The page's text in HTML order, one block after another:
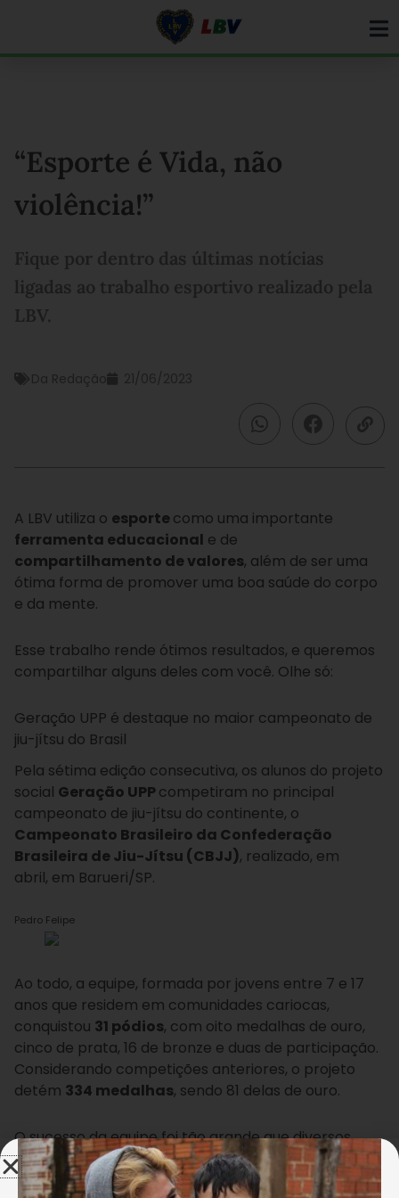
“Esporte é Vida, não
violência!”
Fique por dentro das últimas notícias
ligadas ao trabalho esportivo realizado pela
LBV.
Da Redação 21/06/2023
A LBV utiliza o esportecomo uma importante
ferramenta educacional e de
compartilhamento de valores, além de ser uma
ótima forma de promover uma boa saúde do corpo
e da mente.
Esse trabalho rende ótimos resultados, e queremos
compartilhar alguns deles com você. Olhe só:
Geração UPP é destaque no maior campeonato de
jiu-jítsu do Brasil
Pela sétima edição consecutiva, os alunos do projeto
social Geração UPPcompetiram no principal
campeonato de jiu-jítsu do continente, o
Campeonato Brasileiro da Confederação
Brasileira de Jiu-Jítsu (CBJJ), realizado, em
abril, em Barueri/SP.
Pedro Felipe
Ao todo, a equipe, formada por jovens entre 7 e 17
anos que residem em comunidades cariocas,
conquistou 31 pódios, com oito medalhas de ouro,
cinco de prata, 16 de bronze e duas de participação.
Considerando competições anteriores, o projeto
detém 334 medalhas, sendo 81 delas de ouro.
O sucesso da equipe foi tão grande que diversos
veículos de comunicação fizeram questão de
divulgar esse resultado, a exemplo dos portaisO